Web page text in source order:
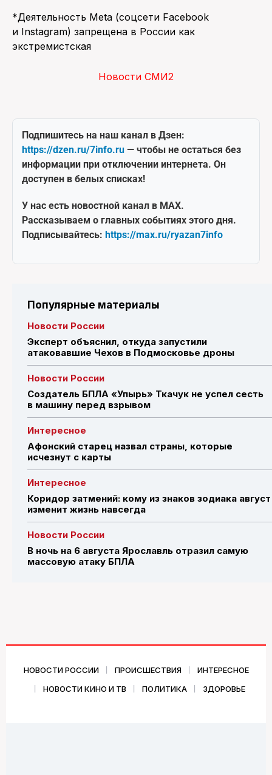
*Деятельность Meta (соцсети Facebook
и Instagram) запрещена в России как
экстремистская
Новости СМИ2
Подпишитесь на наш канал в Дзен:
https://dzen.ru/7info.ru — чтобы не остаться без
информации при отключении интернета. Он
доступен в белых списках!
У нас есть новостной канал в MAX.
Рассказываем о главных событиях этого дня.
Подписывайтесь: https://max.ru/ryazan7info
Популярные материалы
Новости России
Эксперт объяснил, откуда запустили
атаковавшие Чехов в Подмосковье дроны
Новости России
Создатель БПЛА «Упырь» Ткачук не успел сесть
в машину перед взрывом
Интересное
Афонский старец назвал страны, которые
исчезнут с карты
Интересное
Коридор затмений: кому из знаков зодиака август
изменит жизнь навсегда
Новости России
В ночь на 6 августа Ярославль отразил самую
массовую атаку БПЛА
НОВОСТИ РОССИИ ПРОИСШЕСТВИЯ
ИНТЕРЕСНОЕ
НОВОСТИ КИНО И ТВ
ПОЛИТИКА ЗДОРОВЬЕ